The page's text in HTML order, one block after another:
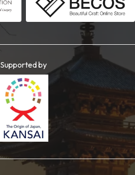
Supported by